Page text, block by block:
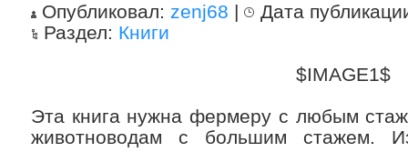
Опубликовал: zenj68 |
Дата
Раздел: Книги
$IMAGE1$
Эта книга нужна фермеру с любым
животноводам с большим стажем.